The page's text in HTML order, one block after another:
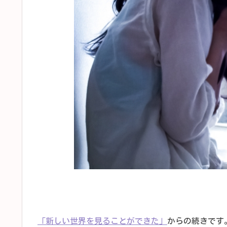
「新しい世界を見ることができた」 からの続きです